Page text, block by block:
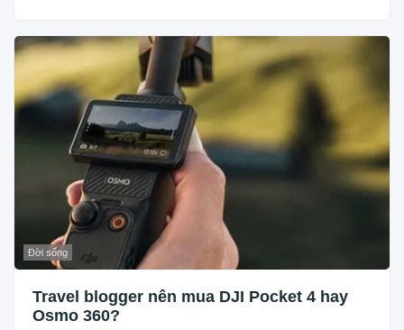
Đời sống
Travel blogger nên mua DJI Pocket 4 hay
Osmo 360?